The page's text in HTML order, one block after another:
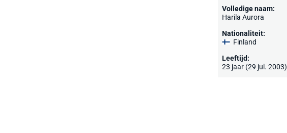
Volledige naam:
Harila Aurora
Nationaliteit:
Finland
Leeftijd:
23 jaar (29 jul. 2003)